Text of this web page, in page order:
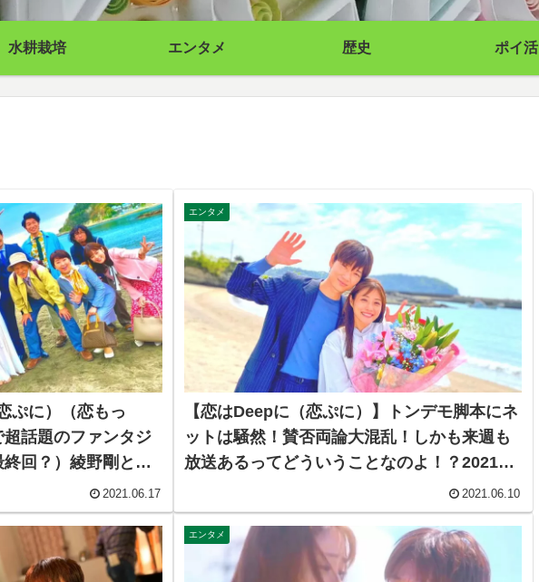
水耕栽培 エンタメ 歴史 ポイ活
ぷに）（恋もっ
話題のファンタジ
回？）綾野剛と石
でいいじゃん！【ネ
まとめ】
2021.06.17
エンタメ
【恋はDeepに（恋ぷに）】トンデモ脚本にネ
ットは騒然！賛否両論大混乱！しかも来週も
放送あるってどういうことなのよ！？2021年
春クール最大の問題作を見逃すな！【ネット
のネタバレ考察感想まとめ・最終回】
2021.06.10
エンタメ